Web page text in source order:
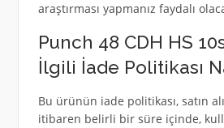
araştırması yapmanız faydalı
Punch 48 CDH HS
İlgili İade Politikası
Bu ürünün iade politikası, satın
itibaren belirli bir süre içinde,